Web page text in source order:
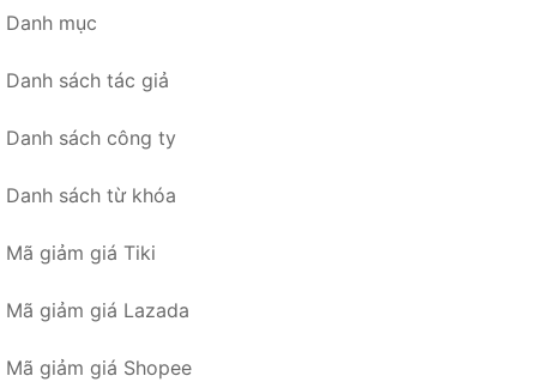
Danh mục
Danh sách tác giả
Danh sách công ty
Danh sách từ khóa
Mã giảm giá Tiki
Mã giảm giá Lazada
Mã giảm giá Shopee